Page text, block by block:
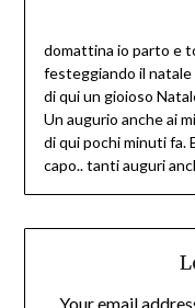
domattina io parto e
festeggiando il
di qui un gioioso
Un augurio anche ai
di qui pochi minuti fa.
capo.. tanti auguri
Your email